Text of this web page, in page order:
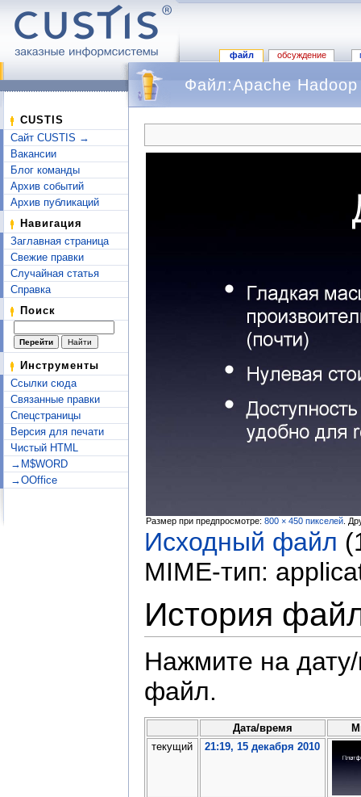
файл обсуждение
CUSTIS
Сайт CUSTIS →
Вакансии
Блог команды
Архив событий
Архив публикаций
Навигация
Заглавная страница
Свежие правки
Случайная статья
Справка
Поиск
Инструменты
Ссылки сюда
Связанные правки
Спецстраницы
Версия для печати
Чистый HTML
→M$WORD
→OOffice
Файл:Apache
Размер при предпросмотре: 800 × 450 пикселей
Исходный файл
MIME-тип:
История
Нажмите на
файл.
Дата/время
текущий
21:19, 15 декабря 2010